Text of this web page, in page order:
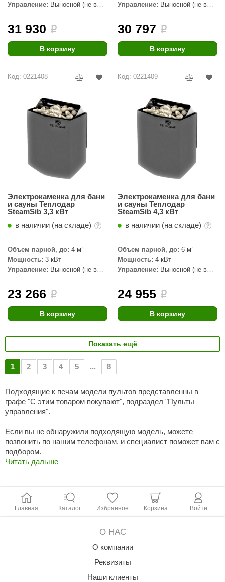
Управление: Выносной (не в
31 930 i
В корзину
Управление: Выносной (не в
30 797 i
В корзину
Код: 0221408
Электрокаменка для бани
и сауны Теплодар
SteamSib 3,3 кВт
в наличии (на складе)
Объем парной, до: 4 м³
Мощность: 3 кВт
Управление: Выносной (не в
23 266 i
В корзину
Код: 0221409
Электрокаменка для бани
и сауны Теплодар
SteamSib 4,3 кВт
в наличии (на складе)
Объем парной, до: 6 м³
Мощность: 4 кВт
Управление: Выносной (не в
24 955 i
В корзину
Показать ещё
1 2 3 4 5 ... 8
Подходящие к печам модели пультов представленны в
графе "С этим товаром покупают", подраздел "Пульты
управления".
Если вы не обнаружили подходящую модель, можете
позвонить по нашим телефонам, и специалист поможет вам с
подбором.
Читать дальше
Главная Каталог Избранное Корзина Войти
О НАС
О компании
Реквизиты
Наши клиенты